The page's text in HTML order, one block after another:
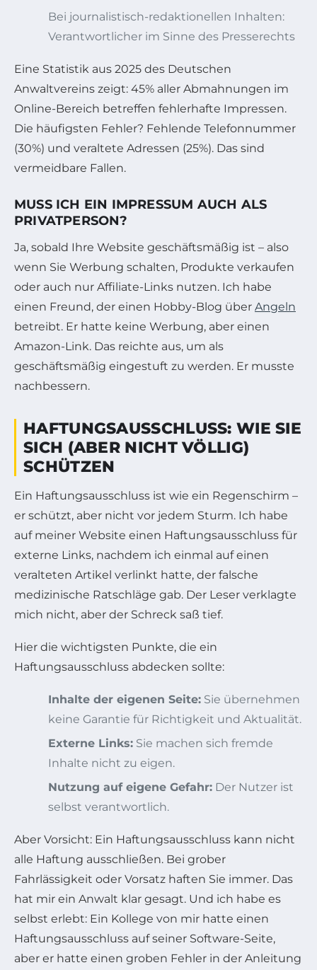
Bei journalistisch-redaktionellen Inhalten:
Verantwortlicher im Sinne des Presserechts
Eine Statistik aus 2025 des Deutschen
Anwaltvereins zeigt: 45% aller Abmahnungen im
Online-Bereich betreffen fehlerhafte Impressen.
Die häufigsten Fehler? Fehlende Telefonnummer
(30%) und veraltete Adressen (25%). Das sind
vermeidbare Fallen.
MUSS ICH EIN IMPRESSUM AUCH ALS
PRIVATPERSON?
Ja, sobald Ihre Website geschäftsmäßig ist – also
wenn Sie Werbung schalten, Produkte verkaufen
oder auch nur Affiliate-Links nutzen. Ich habe
einen Freund, der einen Hobby-Blog über Angeln
betreibt. Er hatte keine Werbung, aber einen
Amazon-Link. Das reichte aus, um als
geschäftsmäßig eingestuft zu werden. Er musste
nachbessern.
HAFTUNGSAUSSCHLUSS: WIE SIE
SICH (ABER NICHT VÖLLIG)
SCHÜTZEN
Ein Haftungsausschluss ist wie ein Regenschirm –
er schützt, aber nicht vor jedem Sturm. Ich habe
auf meiner Website einen Haftungsausschluss für
externe Links, nachdem ich einmal auf einen
veralteten Artikel verlinkt hatte, der falsche
medizinische Ratschläge gab. Der Leser verklagte
mich nicht, aber der Schreck saß tief.
Hier die wichtigsten Punkte, die ein
Haftungsausschluss abdecken sollte:
Inhalte der eigenen Seite: Sie übernehmen
keine Garantie für Richtigkeit und Aktualität.
Externe Links: Sie machen sich fremde
Inhalte nicht zu eigen.
Nutzung auf eigene Gefahr: Der Nutzer ist
selbst verantwortlich.
Aber Vorsicht: Ein Haftungsausschluss kann nicht
alle Haftung ausschließen. Bei grober
Fahrlässigkeit oder Vorsatz haften Sie immer. Das
hat mir ein Anwalt klar gesagt. Und ich habe es
selbst erlebt: Ein Kollege von mir hatte einen
Haftungsausschluss auf seiner Software-Seite,
aber er hatte einen groben Fehler in der Anleitung